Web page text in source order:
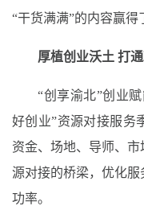
“干货满满”的内容赢得
厚植创业沃土 打
“创享渝北”创业
好创业”资源对接服务
资金、场地、导师、
源对接的桥梁，优化
功率。